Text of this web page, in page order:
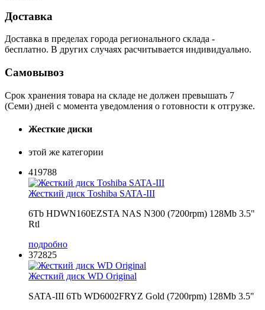
Доставка
Доставка в пределах города регионального склада -
бесплатно. В других случаях расчитывается индивидуально.
Самовывоз
Срок хранения товара на складе не должен превышать 7
(Семи) дней с момента уведомления о готовности к отгрузке.
Жесткие диски
этой же категории
419788
Жесткий диск Toshiba SATA-III
6Tb HDWN160EZSTA NAS N300 (7200rpm) 128Mb 3.5"
Rtl
подробно
372825
Жесткий диск WD Original
SATA-III 6Tb WD6002FRYZ Gold (7200rpm) 128Mb 3.5"